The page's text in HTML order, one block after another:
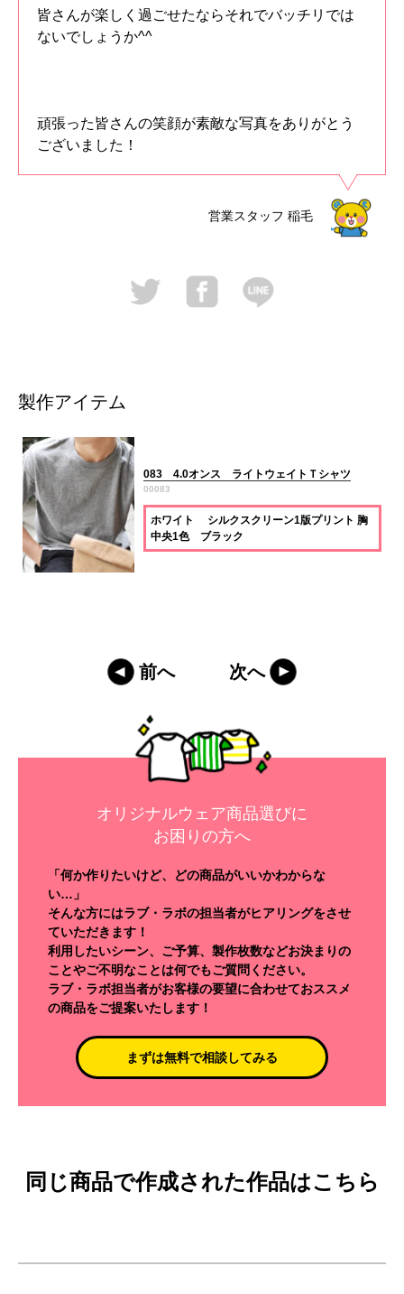
皆さんが楽しく過ごせたならそれでバッチリでは
ないでしょうか^^
頑張った皆さんの笑顔が素敵な写真をありがとう
ございました！
営業スタッフ 稲毛
製作アイテム
083 4.0オンス ライトウェイトＴシャツ
00083
ホワイト シルクスクリーン1版プリント 胸
中央1色 ブラック
前へ 次へ
オリジナルウェア商品選びに
お困りの方へ
「何か作りたいけど、どの商品がいいかわからな
い…」
そんな方にはラブ・ラボの担当者がヒアリングをさせ
ていただきます！
利用したいシーン、ご予算、製作枚数などお決まりの
ことやご不明なことは何でもご質問ください。
ラブ・ラボ担当者がお客様の要望に合わせておススメ
の商品をご提案いたします！
まずは無料で相談してみる
同じ商品で作成された作品はこちら